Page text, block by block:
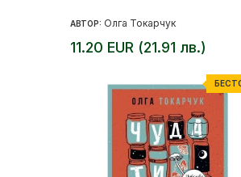
АВТОР: Олга Токарчук
11.20 EUR (21.91 лв.)